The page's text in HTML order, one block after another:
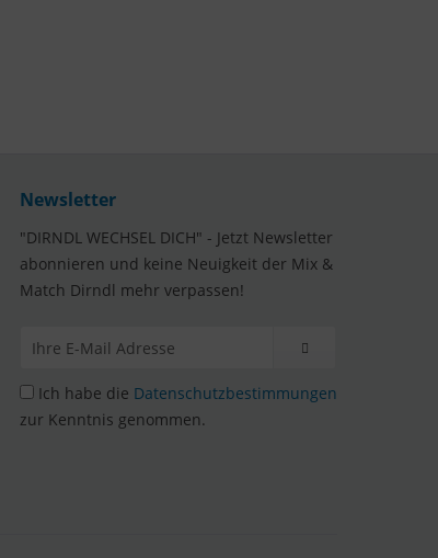
Newsletter
"DIRNDL WECHSEL DICH" - Jetzt Newsletter
abonnieren und keine Neuigkeit der Mix &
Match Dirndl mehr verpassen!
Ich habe die Datenschutzbestimmungen
zur Kenntnis genommen.